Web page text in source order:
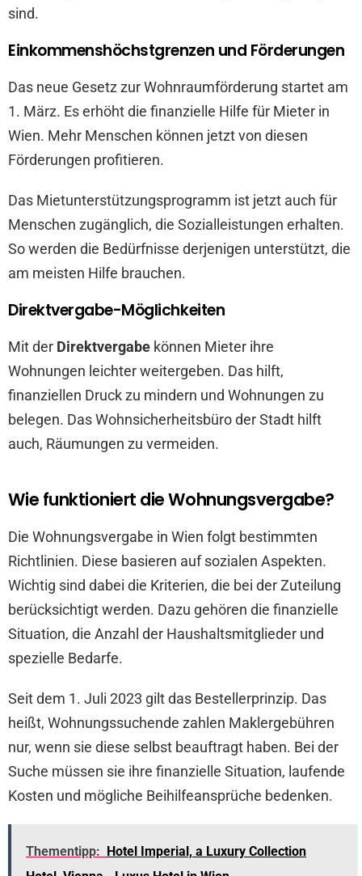
sind.
Einkommenshöchstgrenzen und Förderungen
Das neue Gesetz zur Wohnraumförderung startet am
1. März. Es erhöht die finanzielle Hilfe für Mieter in
Wien. Mehr Menschen können jetzt von diesen
Förderungen profitieren.
Das Mietunterstützungsprogramm ist jetzt auch für
Menschen zugänglich, die Sozialleistungen erhalten.
So werden die Bedürfnisse derjenigen unterstützt, die
am meisten Hilfe brauchen.
Direktvergabe-Möglichkeiten
Mit der Direktvergabe können Mieter ihre
Wohnungen leichter weitergeben. Das hilft,
finanziellen Druck zu mindern und Wohnungen zu
belegen. Das Wohnsicherheitsbüro der Stadt hilft
auch, Räumungen zu vermeiden.
Wie funktioniert die Wohnungsvergabe?
Die Wohnungsvergabe in Wien folgt bestimmten
Richtlinien. Diese basieren auf sozialen Aspekten.
Wichtig sind dabei die Kriterien, die bei der Zuteilung
berücksichtigt werden. Dazu gehören die finanzielle
Situation, die Anzahl der Haushaltsmitglieder und
spezielle Bedarfe.
Seit dem 1. Juli 2023 gilt das Bestellerprinzip. Das
heißt, Wohnungssuchende zahlen Maklergebühren
nur, wenn sie diese selbst beauftragt haben. Bei der
Suche müssen sie ihre finanzielle Situation, laufende
Kosten und mögliche Beihilfeansprüche bedenken.
Thementipp:
Hotel Imperial, a Luxury Collection